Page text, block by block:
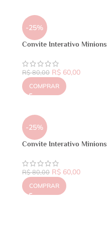
-25%
Convite Interativo Minions
R$80,00 R$60,00
COMPRAR
-25%
Convite Interativo Minions
R$80,00 R$60,00
COMPRAR